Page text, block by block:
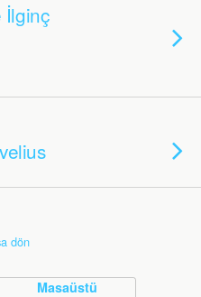
İlginç
dön
Masaüstü